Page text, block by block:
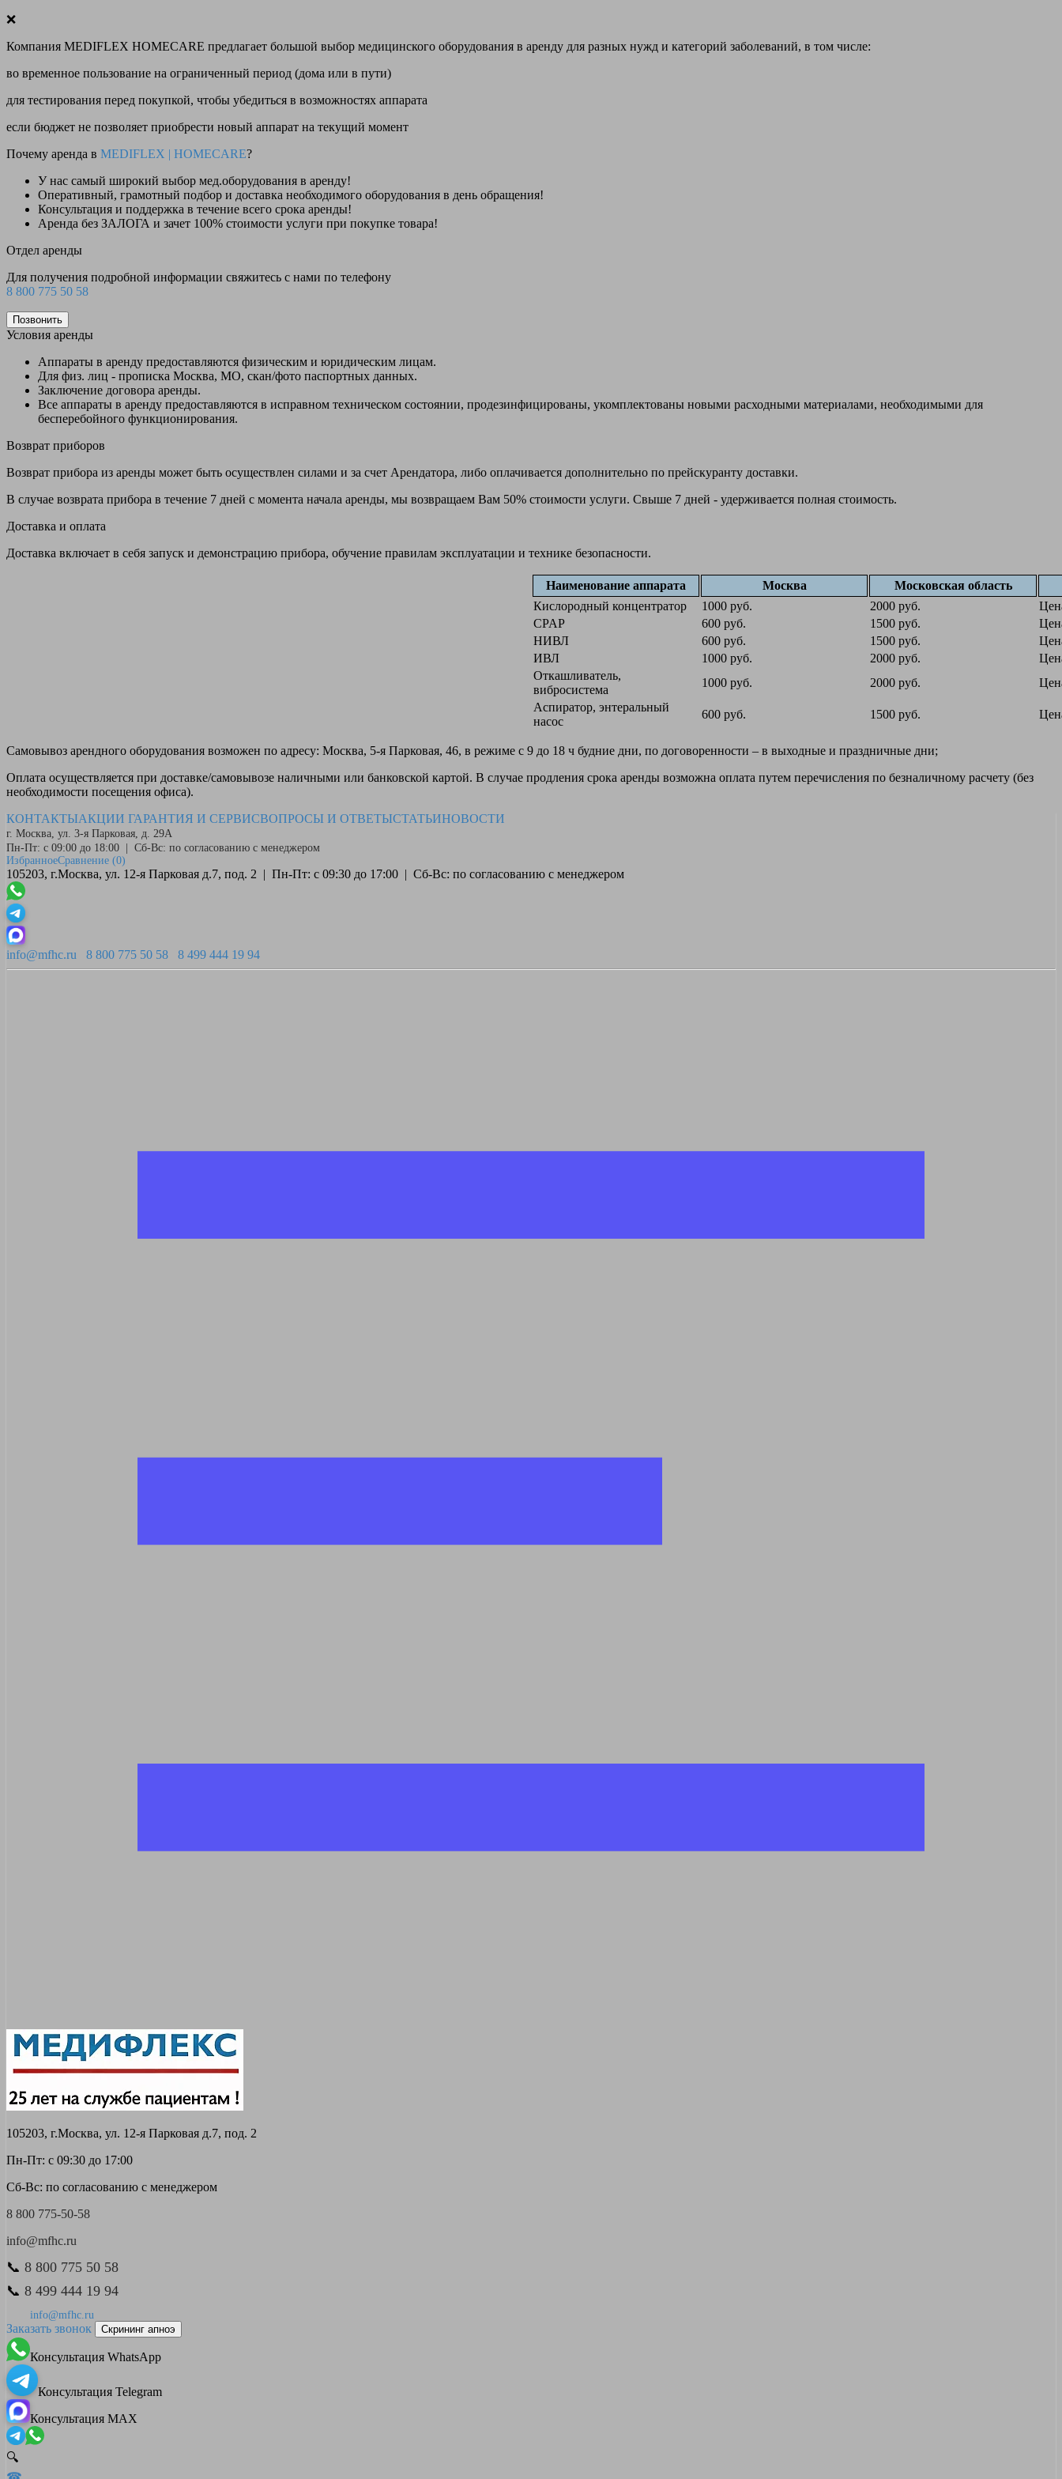
❌
Компания MEDIFLEX HOMECARE предлагает большой выбор медицинского оборудования в аренду для разных нужд и категорий заболеваний, в том числе:
во временное пользование на ограниченный период (дома или в пути)
для тестирования перед покупкой, чтобы убедиться в возможностях аппарата
если бюджет не позволяет приобрести новый аппарат на текущий момент
Почему аренда в MEDIFLEX | HOMECARE?
У нас самый широкий выбор мед.оборудования в аренду!
Оперативный, грамотный подбор и доставка необходимого оборудования в день обращения!
Консультация и поддержка в течение всего срока аренды!
Аренда без ЗАЛОГА и зачет 100% стоимости услуги при покупке товара!
Отдел аренды
Для получения подробной информации свяжитесь с нами по телефону
8 800 775 50 58
Позвонить
Условия аренды
Аппараты в аренду предоставляются физическим и юридическим лицам.
Для физ. лиц - прописка Москва, МО, скан/фото паспортных данных.
Заключение договора аренды.
Все аппараты в аренду предоставляются в исправном техническом состоянии, продезинфицированы, укомплектованы новыми расходными материалами, необходимыми для
бесперебойного функционирования.
Возврат приборов
Возврат прибора из аренды может быть осуществлен силами и за счет Арендатора, либо оплачивается дополнительно по прейскуранту доставки.
В случае возврата прибора в течение 7 дней с момента начала аренды, мы возвращаем Вам 50% стоимости услуги. Свыше 7 дней - удерживается полная стоимость.
Доставка и оплата
Доставка включает в себя запуск и демонстрацию прибора, обучение правилам эксплуатации и технике безопасности.
Наименование аппарата Москва
Московская область
Кислородный концентратор
1000 руб. 2000 руб.
CPAP
600 руб. 1500 руб.
НИВЛ
600 руб. 1500 руб.
ИВЛ
1000 руб. 2000 руб.
Откашливатель,
вибросистема
1000 руб. 2000 руб.
Аспиратор, энтеральный
насос
600 руб. 1500 руб.
Самовывоз арендного оборудования возможен по адресу: Москва, 5-я Парковая, 46, в режиме с 9 до 18 ч будние дни, по договоренности – в выходные и праздничные дни;
Оплата осуществляется при доставке/самовывозе наличными или банковской картой. В случае продления срока аренды возможна оплата путем перечисления по безналичному расчету (без
необходимости посещения офиса).
КОНТАКТЫАКЦИИ ГАРАНТИЯ И СЕРВИСВОПРОСЫ И ОТВЕТЫСТАТЬИНОВОСТИ
г. Москва, ул. 3-я Парковая, д. 29А
Пн-Пт: с 09:00 до 18:00 | Сб-Вс: по согласованию с менеджером
ИзбранноеСравнение (0)
105203, г.Москва, ул. 12-я Парковая д.7, под. 2 | Пн-Пт: с 09:30 до 17:00 | Сб-Вс: по согласованию с менеджером
info@mfhc.ru 8 800 775 50 58 8 499 444 19 94
105203, г.Москва, ул. 12-я Парковая д.7, под. 2
Пн-Пт: с 09:30 до 17:00
Сб-Вс: по согласованию с менеджером
8 800 775-50-58
info@mfhc.ru
📞 8 800 775 50 58
📞 8 499 444 19 94
info@mfhc.ru
Заказать звонок Скрининг апноэ
Консультация WhatsApp
Консультация Telegram
Консультация MAX
🔍